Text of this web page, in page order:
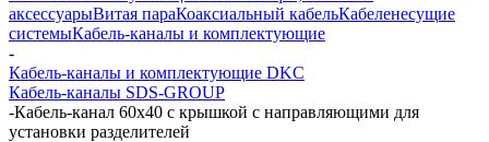
аксессуарыВитая параКоаксиальный кабельКабеленесущие
системыКабель-каналы и комплектующие
-
Кабель-каналы и комплектующие DKC
Кабель-каналы SDS-GROUP
-Кабель-канал 60х40 с крышкой с направляющими для
установки разделителей